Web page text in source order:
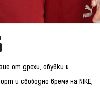
от дрехи, обувки и
и свободно време на NIKE,